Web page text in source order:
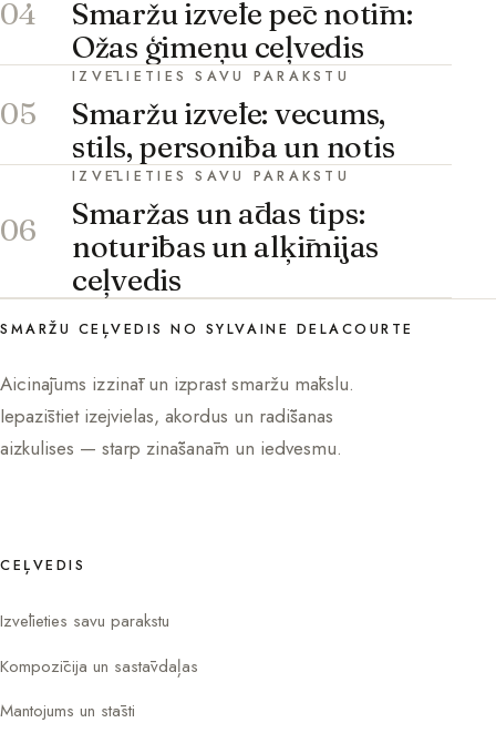
04
Smaržu izvēle pēc notīm:
Ožas ģimeņu ceļvedis
05
IZVĒLIETIES SAVU PARAKSTU
Smaržu izvēle: vecums,
stils, personība un notis
06
IZVĒLIETIES SAVU PARAKSTU
Smaržas un ādas tips:
noturības un alķīmijas
ceļvedis
SMARŽU CEĻVEDIS NO SYLVAINE DELACOURTE
Aicinājums izzināt un izprast smaržu mākslu.
Iepazīstiet izejvielas, akordus un radīšanas
aizkulises — starp zināšanām un iedvesmu.
CEĻVEDIS
Izvēlieties savu parakstu
Kompozīcija un sastāvdaļas
Mantojums un stāsti